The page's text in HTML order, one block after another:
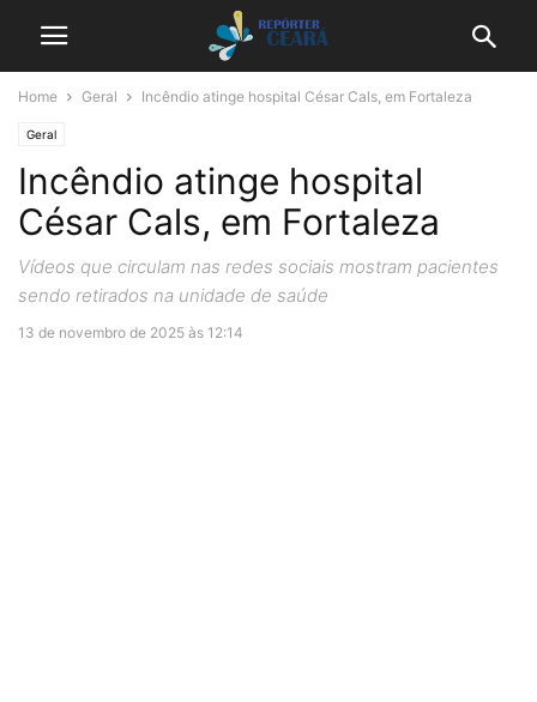
Home Geral Incêndio atinge hospital César Cals, em Fortaleza
Geral
Incêndio atinge hospital
César Cals, em Fortaleza
Vídeos que circulam nas redes sociais mostram pacientes
sendo retirados na unidade de saúde
13 de novembro de 2025 às 12:14